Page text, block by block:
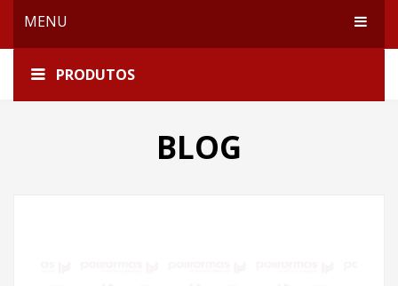
MENU
HOME
EMPRESA
PRODUTOS
Home MOLA SOPRANO A530
BLOG